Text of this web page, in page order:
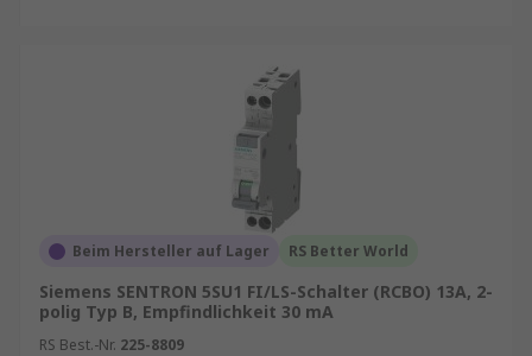
Beim Hersteller auf Lager RS Better World
Siemens SENTRON 5SU1 FI/LS-Schalter (RCBO) 13A, 2-
polig Typ B, Empfindlichkeit 30 mA
RS Best.-Nr. 225-8809